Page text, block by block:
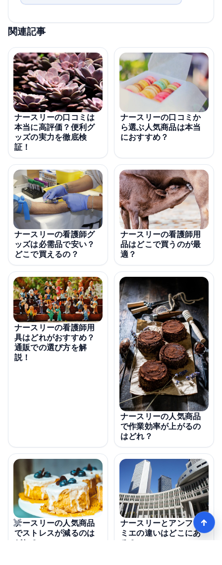
関連記事
ナースリーの口コミは
本当に高評価？便利グ
ッズの実力を徹底検
証！
ナースリーの口コミか
ら選ぶ人気商品は本当
におすすめ？
ナースリーの看護師グ
ッズは必需品で安い？
どこで買えるの？
ナースリーの看護師用
品はどこで買うのが最
適？
ナースリーの看護師用
具はどれがおすすめ？
通販での選び方を解
説！
ナースリーの人気商品
で作業効率が上がるの
はどれ？
ナースリーの人気商品
でストレスが減るのは
どれ？
ナースリーとアンファ
ミエの違いはどこにあ
る？
↑
×